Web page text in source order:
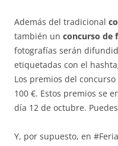
Además del tradicional
también un concurso de
fotografías serán
etiquetadas con el
Los premios del
100 €. Estos premios se
día 12 de octubre.
Y, por supuesto, en